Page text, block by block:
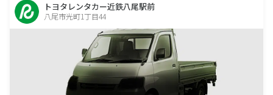
トヨタレンタカー近鉄八尾駅前
八尾市光町1丁目44